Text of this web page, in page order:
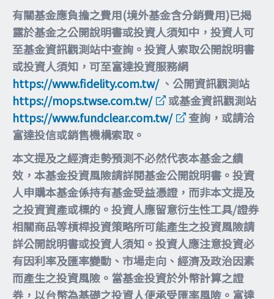
有關基金應負擔之費用(境外基金含分銷費用)已揭
露於基金之公開說明書或投資人須知中，投資人可
至基金資訊觀測站中查詢。投資人索取公開說明書
或投資人須知，可至富達投資服務網
https://www.fidelity.com.tw/、公開資訊觀測站
https://mops.twse.com.tw/
或基金資訊觀測站
https://www.fundclear.com.tw/
查詢，或請洽
富達投信或銷售機構索取。
本文提及之經濟走勢預測不必然代表本基金之績
效，本基金投資風險請詳閱基金公開說明書。投資
人申購本基金係持有基金受益憑證，而非本文提及
之投資資產或標的。投資人應留意衍生性工具/證券
相關商品等槓桿投資策略所可能產生之投資風險請
詳公開說明書或投資人須知。投資人應注意投資必
有因利率及匯率變動、市場走向、經濟及政治因素
而產生之投資風險。當基金投資於外幣計算之證
券，以台幣為基礎之投資人便承受匯率風險。富達